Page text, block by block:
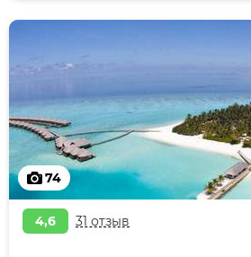
74
4,6 31 отзыв